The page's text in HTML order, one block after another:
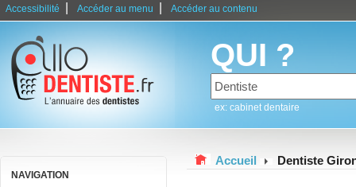
Accessibilité Accéder au menu Accéder au contenu
QUI ?
ex: cabinet dentaire
NAVIGATION
Accueil Dentiste